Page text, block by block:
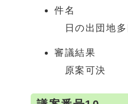
件名
日の出団地多
審議結果
原案可決